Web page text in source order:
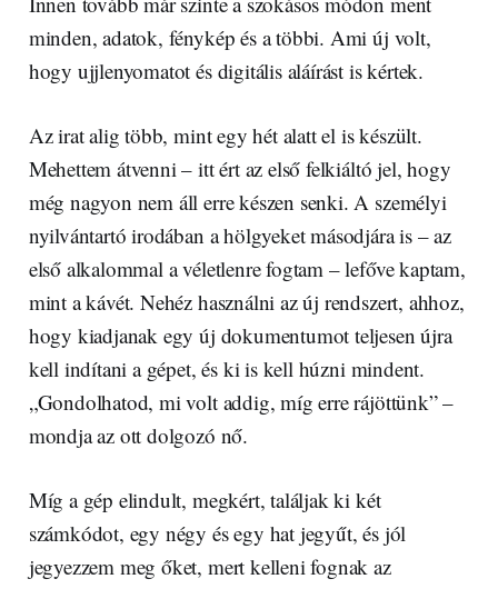
minden, adatok, fénykép és a többi. Ami új volt,
hogy ujjlenyomatot és digitális aláírást is kértek.
Az irat alig több, mint egy hét alatt el is készült.
Mehettem átvenni – itt ért az első felkiáltó jel, hogy
még nagyon nem áll erre készen senki. A személyi
nyilvántartó irodában a hölgyeket másodjára is – az
első alkalommal a véletlenre fogtam – lefőve kaptam,
mint a kávét. Nehéz használni az új rendszert, ahhoz,
hogy kiadjanak egy új dokumentumot teljesen újra
kell indítani a gépet, és ki is kell húzni mindent.
„Gondolhatod, mi volt addig, míg erre rájöttünk” –
mondja az ott dolgozó nő.
Míg a gép elindult, megkért, találjak ki két
számkódot, egy négy és egy hat jegyűt, és jól
jegyezzem meg őket, mert kelleni fognak az